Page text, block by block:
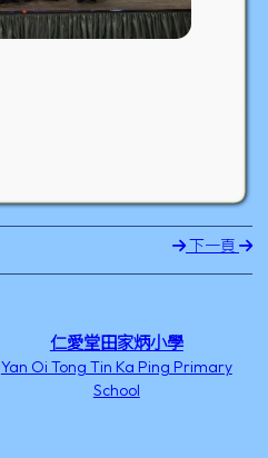
下一頁
仁愛堂田家炳小學
Yan Oi Tong Tin Ka Ping Primary
School